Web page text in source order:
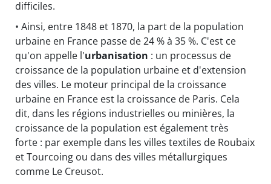
difficiles.
• Ainsi, entre 1848 et 1870, la part de la population
urbaine en France passe de 24 % à 35 %. C'est ce
qu'on appelle l'urbanisation : un processus de
croissance de la population urbaine et d'extension
des villes. Le moteur principal de la croissance
urbaine en France est la croissance de Paris. Cela
dit, dans les régions industrielles ou minières, la
croissance de la population est également très
forte : par exemple dans les villes textiles de Roubaix
et Tourcoing ou dans des villes métallurgiques
comme Le Creusot.